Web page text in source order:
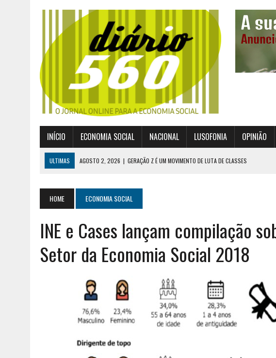
INÍCIO ECONOMIA SOCIAL NACIONAL LUSOFONIA OPINIÃO
ULTIMAS AGOSTO 2, 2026 | GERAÇÃO Z É UM MOVIMENTO DE LUTA DE CLASSES
JULHO 26, 2026 | UM MARCO QUE REDEFINE O COOPERATIVISMO GLOBAL
AGOSTO 6, 2026
UM ENTRE MUITOS
HOME ECONOMIA SOCIAL
INE e Cases lançam compilação
Setor da Economia Social 2018